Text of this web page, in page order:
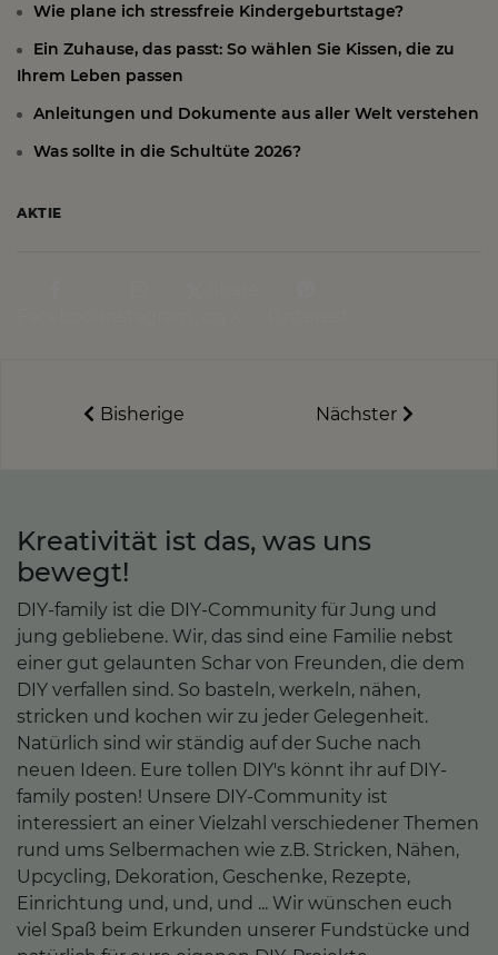
Wie plane ich stressfreie Kindergeburtstage?
Ein Zuhause, das passt: So wählen Sie Kissen, die zu
Ihrem Leben passen
Anleitungen und Dokumente aus aller Welt verstehen
Was sollte in die Schultüte 2026?
AKTIE
Bisherige Nächster
Kreativität ist das, was uns
bewegt!
DIY-family ist die DIY-Community für Jung und
jung gebliebene. Wir, das sind eine Familie nebst
einer gut gelaunten Schar von Freunden, die dem
DIY verfallen sind. So basteln, werkeln, nähen,
stricken und kochen wir zu jeder Gelegenheit.
Natürlich sind wir ständig auf der Suche nach
neuen Ideen. Eure tollen DIY's könnt ihr auf DIY-
family posten! Unsere DIY-Community ist
interessiert an einer Vielzahl verschiedener Themen
rund ums Selbermachen wie z.B. Stricken, Nähen,
Upcycling, Dekoration, Geschenke, Rezepte,
Einrichtung und, und, und ... Wir wünschen euch
viel Spaß beim Erkunden unserer Fundstücke und